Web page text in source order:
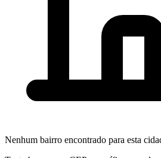
Nenhum bairro encontrado para esta